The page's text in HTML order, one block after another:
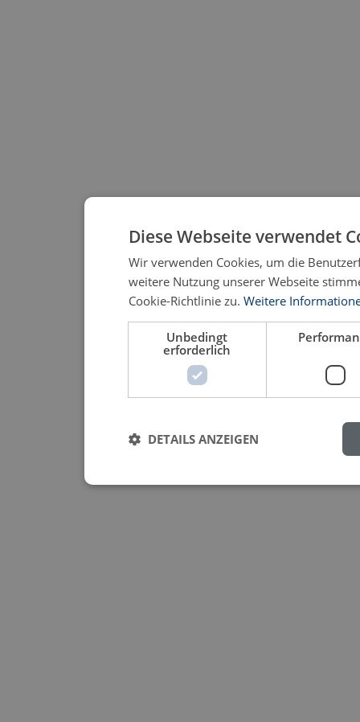
Diese Webseite verwendet
Wir verwenden Cookies, um die
weitere Nutzung unserer Webseite
Cookie-Richtlinie zu. Weitere
Unbedingt
erforderlich
DETAILS ANZEIGEN